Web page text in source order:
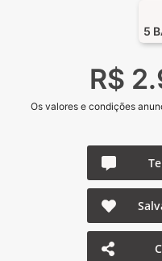
5
R$
Os valores e condições